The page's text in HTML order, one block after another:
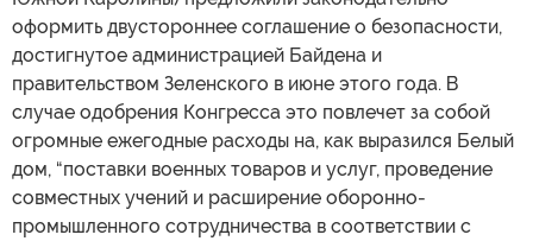
оформить двустороннее соглашение о безопасности,
достигнутое администрацией Байдена и
правительством Зеленского в июне этого года. В
случае одобрения Конгресса это повлечет за собой
огромные ежегодные расходы на, как выразился Белый
дом, “поставки военных товаров и услуг, проведение
совместных учений и расширение оборонно-
промышленного сотрудничества в соответствии с